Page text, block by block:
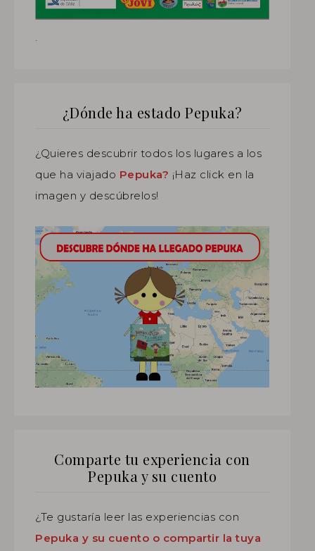
¿Dónde ha estado Pepuka?
¿Quieres descubrir todos los lugares a los
que ha viajado Pepuka? ¡Haz click en la
imagen y descúbrelos!
Comparte tu experiencia con
Pepuka y su cuento
¿Te gustaría leer las experiencias con
Pepuka y su cuento o compartir la tuya